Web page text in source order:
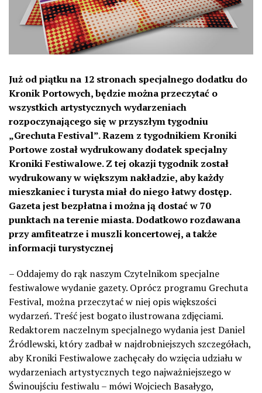
Już od piątku na 12 stronach specjalnego dodatku do
Kronik Portowych, będzie można przeczytać o
wszystkich artystycznych wydarzeniach
rozpoczynającego się w przyszłym tygodniu
„Grechuta Festival”. Razem z tygodnikiem Kroniki
Portowe został wydrukowany dodatek specjalny
Kroniki Festiwalowe. Z tej okazji tygodnik został
wydrukowany w większym nakładzie, aby każdy
mieszkaniec i turysta miał do niego łatwy dostęp.
Gazeta jest bezpłatna i można ją dostać w 70
punktach na terenie miasta. Dodatkowo rozdawana
przy amfiteatrze i muszli koncertowej, a także
informacji turystycznej
– Oddajemy do rąk naszym Czytelnikom specjalne
festiwalowe wydanie gazety. Oprócz programu Grechuta
Festival, można przeczytać w niej opis większości
wydarzeń. Treść jest bogato ilustrowana zdjęciami.
Redaktorem naczelnym specjalnego wydania jest Daniel
Źródlewski, który zadbał w najdrobniejszych szczegółach,
aby Kroniki Festiwalowe zachęcały do wzięcia udziału w
wydarzeniach artystycznych tego najważniejszego w
Świnoujściu festiwalu – mówi Wojciech Basałygo,